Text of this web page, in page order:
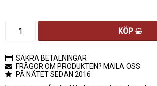
KÖP
SÄKRA BETALNINGAR
FRÅGOR OM PRODUKTEN? MAILA OSS
PÅ NÄTET SEDAN 2016